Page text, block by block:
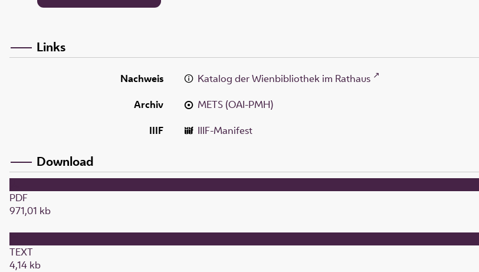
Links
Nachweis
Katalog der Wienbibliothek im Rathaus
Archiv
METS (OAI-PMH)
IIIF
IIIF-Manifest
Download
PDF
971,01 kb
TEXT
4,14 kb